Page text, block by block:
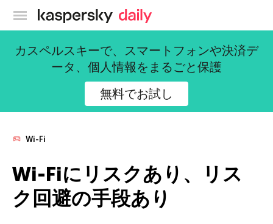
カスペルスキー公式ブログ
カスペルスキーで、スマートフォンや決済デ
ータ、個人情報をまるごと保護
無料でお試し
Wi-Fi
Wi-Fiにリスクあり、リス
ク回避の手段あり